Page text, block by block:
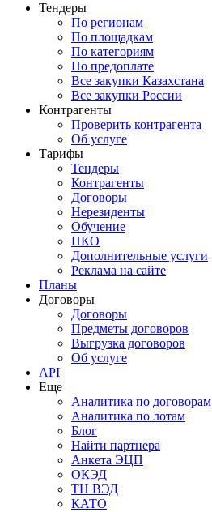
Тендеры
По регионам
По площадкам
По категориям
По предоплате
Все закупки Казахстана
Все закупки России
Контрагенты
Проверить контрагента
Об услуге
Тарифы
Тендеры
Контрагенты
Договоры
Нерезиденты
Обучение
ПКО
Дополнительные услуги
Реклама на сайте
Планы
Договоры
Договоры
Предметы договоров
Выгрузка договоров
Об услуге
API
Еще
Аналитика по договорам
Аналитика по лотам
Блог
Найти партнера
Анкета ЭЦП
ОКЭД
ТН ВЭД
КАТО